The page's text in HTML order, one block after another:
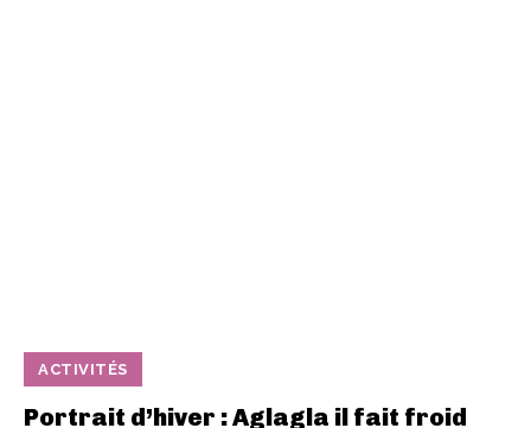
ACTIVITÉS
Portrait d’hiver : Aglagla il fait froid